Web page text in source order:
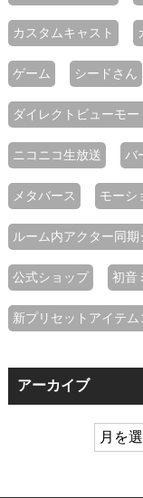
カスタムキャスト
ゲーム シードさん
ダイレクトビューモー
ニコニコ生放送 バ
メタバース モーシ
ルーム内アクター同期
公式ショップ 初音
新プリセットアイテム
アーカイブ